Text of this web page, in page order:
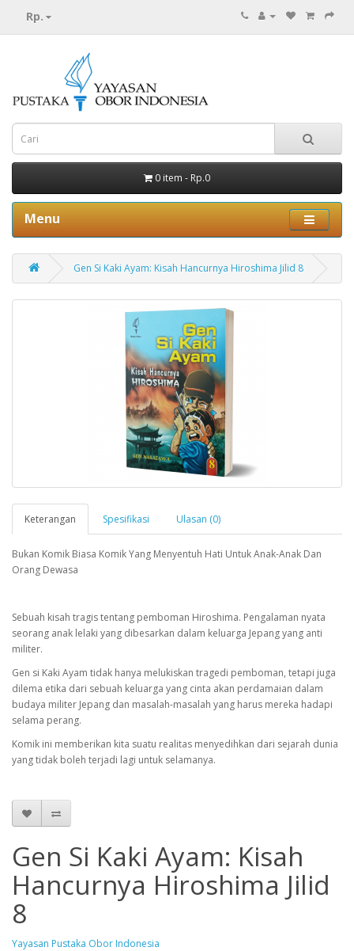
Rp.
0 item - Rp.0
Menu
Gen Si Kaki Ayam: Kisah Hancurnya Hiroshima Jilid 8
Keterangan Spesifikasi Ulasan (0)
Bukan Komik Biasa Komik Yang Menyentuh Hati Untuk Anak-Anak Dan
Orang Dewasa
Sebuah kisah tragis tentang pemboman Hiroshima. Pengalaman nyata
seorang anak lelaki yang dibesarkan dalam keluarga Jepang yang anti
militer.
Gen si Kaki Ayam tidak hanya melukiskan tragedi pemboman, tetapi juga
dilema etika dari sebuah keluarga yang cinta akan perdamaian dalam
budaya militer Jepang dan masalah-masalah yang harus mereka hadapi
selama perang.
Komik ini memberikan kita suatu realitas menyedihkan dari sejarah dunia
yang tidak boleh terjadi lagi untuk selamanya.
Gen Si Kaki Ayam: Kisah
Hancurnya Hiroshima Jilid
8
Yayasan Pustaka Obor Indonesia